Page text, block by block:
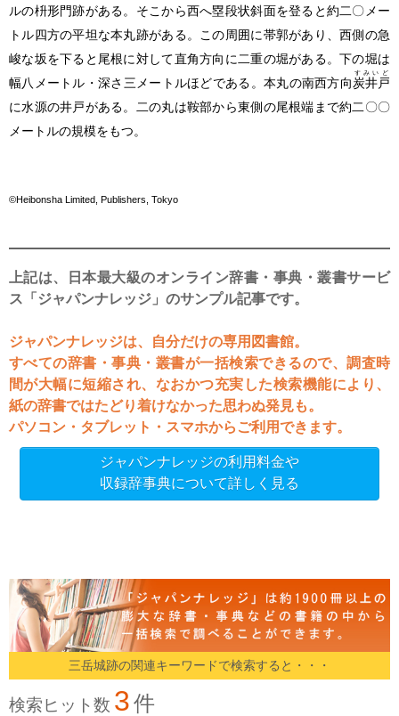
ルの枡形門跡がある。そこから西へ塁段状斜面を登ると約二〇メー
トル四方の平坦な本丸跡がある。この周囲に帯郭があり、西側の急
峻な坂を下ると尾根に対して直角方向に二重の堀がある。下の堀は
幅八メートル・深さ三メートルほどである。本丸の南西方向炭井戸
すみいど
に水源の井戸がある。二の丸は鞍部から東側の尾根端まで約二〇〇
メートルの規模をもつ。
©Heibonsha Limited, Publishers, Tokyo
上記は、日本最大級のオンライン辞書・事典・叢書サービ
ス「ジャパンナレッジ」のサンプル記事です。
ジャパンナレッジは、自分だけの専用図書館。
すべての辞書・事典・叢書が一括検索できるので、調査時
間が大幅に短縮され、なおかつ充実した検索機能により、
紙の辞書ではたどり着けなかった思わぬ発見も。
パソコン・タブレット・スマホからご利用できます。
ジャパンナレッジの利用料金や
収録辞事典について詳しく見る
三岳城跡の関連キーワードで検索すると・・・
検索ヒット数 3件